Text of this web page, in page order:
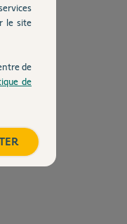
le site
de
de